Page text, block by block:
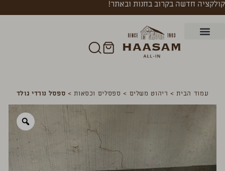
קולקציה חדשה בקרוב בחנות ובאתר!
עמוד הבית> ריהוט משלים > ספסלים וכסאות> ספסל נורדי גולד